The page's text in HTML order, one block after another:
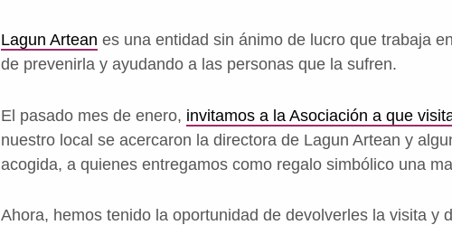
Lagun Artean es una entidad sin ánimo de lucro que trabaja
de prevenirla y ayudando a las personas que la sufren.
El pasado mes de enero, invitamos a la Asociación a que
nuestro local se acercaron la directora de Lagun Artean y
acogida, a quienes entregamos como regalo simbólico una
Ahora, hemos tenido la oportunidad de devolverles la visita y